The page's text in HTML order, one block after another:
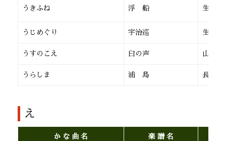
うきふね 浮 船 生田流
うじめぐり 宇治巡 生田流
うすのこえ 臼の声 山田流
うらしま 浦 島 長 唄
え
か な 曲 名 楽 譜 名